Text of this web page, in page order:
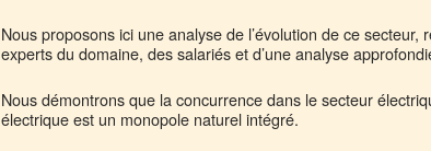
Nous proposons ici une analyse de l’évolution de ce
experts du domaine, des salariés et d’une analyse
Nous démontrons que la concurrence dans le secteur
électrique est un monopole naturel intégré.